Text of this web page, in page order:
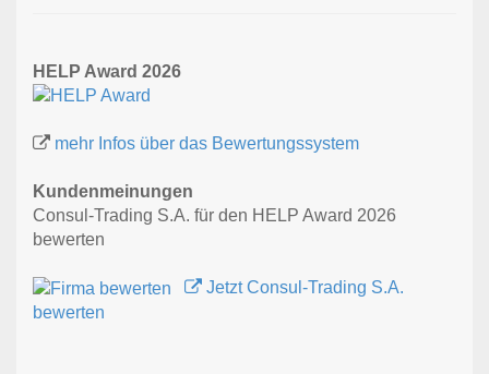
HELP Award 2026
mehr Infos über das Bewertungssystem
Kundenmeinungen
Consul-Trading S.A. für den HELP Award 2026
bewerten
Jetzt Consul-Trading S.A.
bewerten